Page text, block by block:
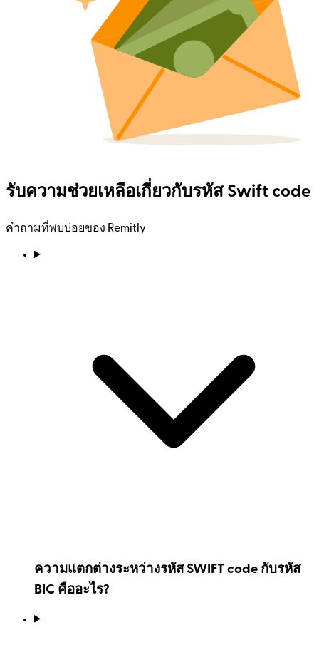
รับความช่วยเหลือเกี่ยวกับรหัส Swift code
คำถามที่พบบ่อยของ Remitly
ความแตกต่างระหว่างรหัส SWIFT code กับรหัส
BIC คืออะไร?